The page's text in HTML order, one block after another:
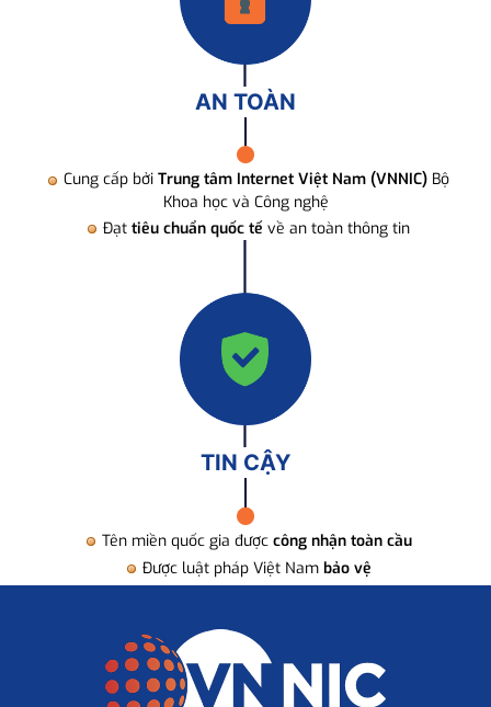
AN TOÀN
Cung cấp bởi Trung tâm Internet Việt Nam (VNNIC) Bộ
Khoa học và Công nghệ
Đạt tiêu chuẩn quốc tế về an toàn thông tin
TIN CẬY
Tên miền quốc gia được công nhận toàn cầu
Được luật pháp Việt Nam bảo vệ